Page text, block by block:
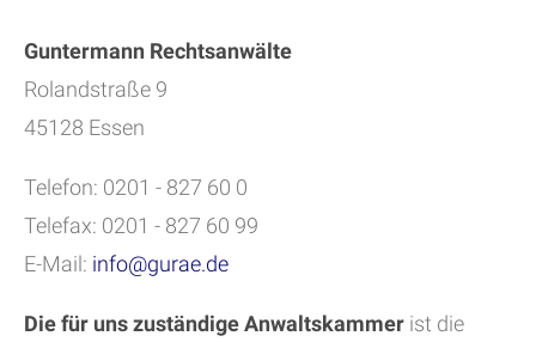
Guntermann Rechtsanwälte
Rolandstraße 9
45128 Essen
Telefon: 0201 - 827 60 0
Telefax: 0201 - 827 60 99
E-Mail: info@gurae.de
Die für uns zuständige Anwaltskammer ist die